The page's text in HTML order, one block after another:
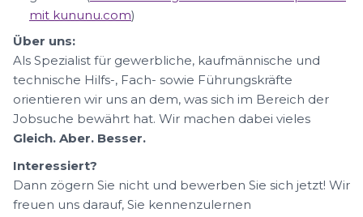
mit kununu.com)
Über uns:
Als Spezialist für gewerbliche, kaufmännische und
technische Hilfs-, Fach- sowie Führungskräfte
orientieren wir uns an dem, was sich im Bereich der
Jobsuche bewährt hat. Wir machen dabei vieles
Gleich. Aber. Besser.
Interessiert?
Dann zögern Sie nicht und bewerben Sie sich jetzt! Wir
freuen uns darauf, Sie kennenzulernen